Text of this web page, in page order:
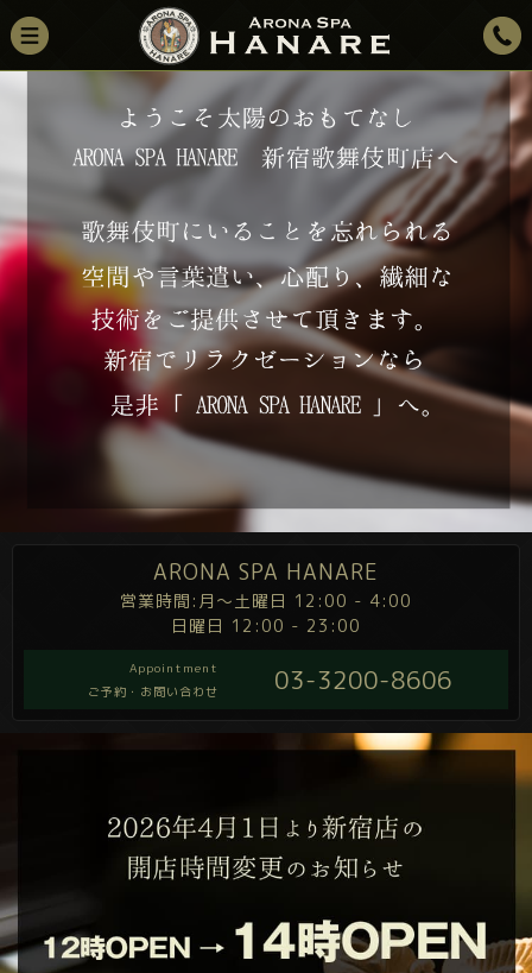
ARONA SPA HANARE
営業時間:月～土曜日 12:00 - 4:00
日曜日 12:00 - 23:00
Appointment
ご予約・お問い合わせ
03-3200-8606